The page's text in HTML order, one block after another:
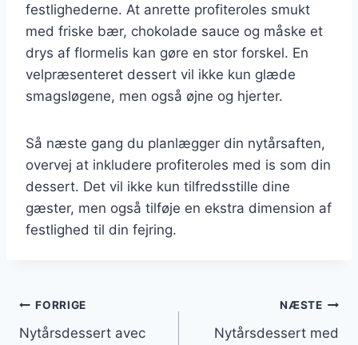
festlighederne. At anrette profiteroles smukt
med friske bær, chokolade sauce og måske et
drys af flormelis kan gøre en stor forskel. En
velpræsenteret dessert vil ikke kun glæde
smagsløgene, men også øjne og hjerter.
Så næste gang du planlægger din nytårsaften,
overvej at inkludere profiteroles med is som din
dessert. Det vil ikke kun tilfredsstille dine
gæster, men også tilføje en ekstra dimension af
festlighed til din fejring.
Indlægsnavigation
FORRIGE
Nytårsdessert avec
NÆSTE
Nytårsdessert med